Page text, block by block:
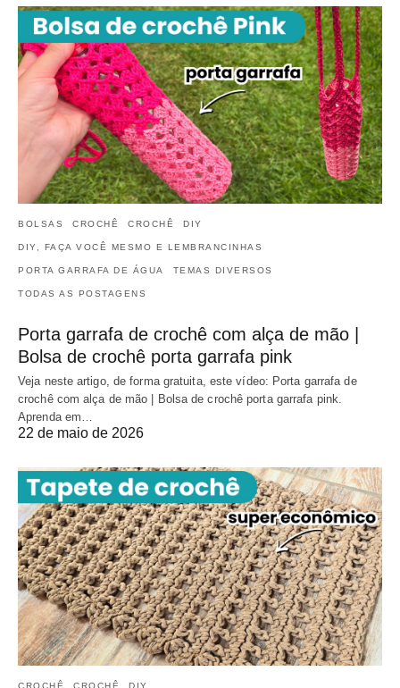
BOLSAS CROCHÊ CROCHÊ DIY
DIY, FAÇA VOCÊ MESMO E LEMBRANCINHAS
PORTA GARRAFA DE ÁGUA TEMAS DIVERSOS
TODAS AS POSTAGENS
Porta garrafa de crochê com alça de mão |
Bolsa de crochê porta garrafa pink
Veja neste artigo, de forma gratuita, este vídeo: Porta garrafa de
crochê com alça de mão | Bolsa de crochê porta garrafa pink.
Aprenda em…
22 de maio de 2026
CROCHÊ CROCHÊ DIY